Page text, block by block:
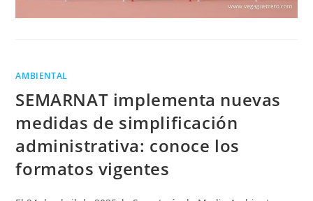
AMBIENTAL
SEMARNAT implementa nuevas
medidas de simplificación
administrativa: conoce los
formatos vigentes